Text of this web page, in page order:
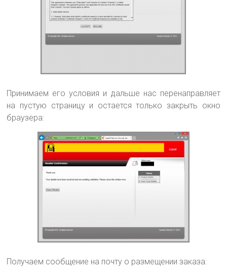
Принимаем его условия и дальше нас перенаправляет
на пустую страницу и остается только закрыть окно
браузера:
Получаем сообщение на почту о размещении заказа: